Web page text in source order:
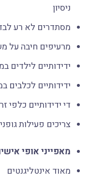
ניסיון
מסתדרים לא רע
מרעיפים חיבה על
ידידותיים לילדים
ידידותיים לכלבים
די ידידותיים כלפי
צריכים פעילות
מאפייני אופי
מאוד אינטליגנטים